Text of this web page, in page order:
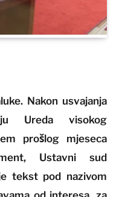
Nakon usvajanja
Ureda visokog
prošlog mjeseca
Ustavni sud
tekst pod nazivom